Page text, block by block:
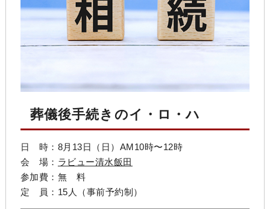
葬儀後手続きのイ・ロ・ハ
日 時：8月13日（日）AM10時〜12時
会 場： ラビュー清水飯田
参加費：無 料
定 員：15人（事前予約制）